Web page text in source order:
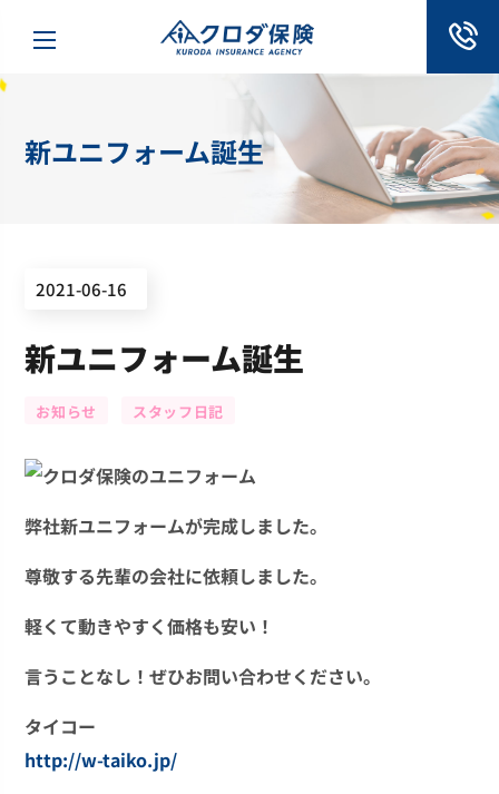
新ユニフォーム誕生
2021-06-16
新ユニフォーム誕生
お知らせ スタッフ日記
弊社新ユニフォームが完成しました。
尊敬する先輩の会社に依頼しました。
軽くて動きやすく価格も安い！
言うことなし！ぜひお問い合わせください。
タイコー
http://w-taiko.jp/